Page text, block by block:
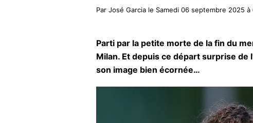
Par José Garcia le Samedi 06 septembre 2025 à
Parti par la petite morte de la fin du
Milan. Et depuis ce départ surprise de
son image bien écornée…